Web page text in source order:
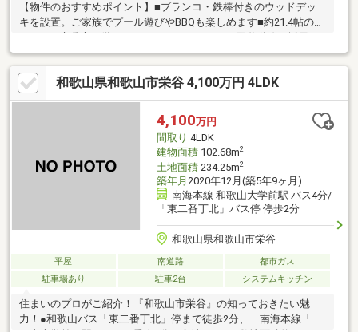
【物件のおすすめポイント】■ブランコ・鉄棒付きのウッドデッ
キを設置。ご家族でプール遊びやBBQも楽しめます■約21.4帖の
た住まい■全居室収納に加え、WIC・SIC・独立納戸を備えた収納
豊富な間取り■アクセントクロスやトイレ内の洗面スペースな
ど、細部までこだわりが感じられる空間【周辺環境のおすすめポ
イント】■和歌山市立藤戸台小学校まで徒歩8分■イオンモール和
和歌山県和歌山市栄谷 4,100万円 4LDK
4,100万円
間取り 4LDK
建物面積102.68m2
土地面積234.25m2
築年月 2020年12月(築5年9ヶ月)
南海本線 和歌山大学前駅 バス4分/
「東二番丁北」バス停 停歩2分
和歌山県和歌山市栄谷
平屋 南道路
都市ガス
駐車場あり
駐車2台 システムキッチン
住まいのプロがご紹介！『和歌山市栄谷』の知っておきたい魅
力！●和歌山バス「東二番丁北」停まで徒歩2分、 南海本線「和